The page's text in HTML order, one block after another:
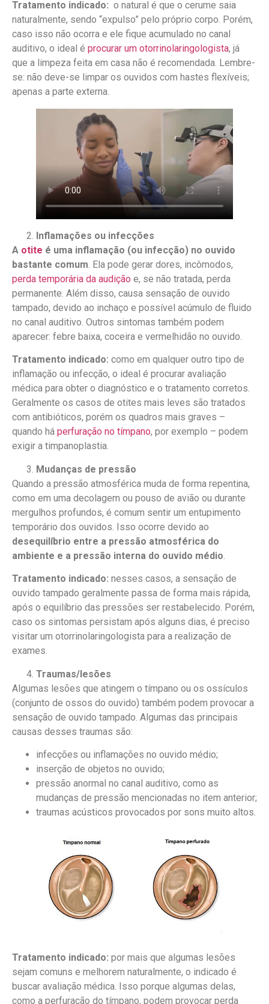
Tratamento indicado: o natural é que o cerume saia
naturalmente, sendo “expulso” pelo próprio corpo. Porém,
caso isso não ocorra e ele fique acumulado no canal
auditivo, o ideal é procurar um otorrinolaringologista, já
que a limpeza feita em casa não é recomendada. Lembre-
se: não deve-se limpar os ouvidos com hastes flexíveis;
apenas a parte externa.
Inflamações ou infecções
A otite é uma inflamação (ou infecção) no ouvido
bastante comum. Ela pode gerar dores, incômodos,
perda temporária da audição e, se não tratada, perda
permanente. Além disso, causa sensação de ouvido
tampado, devido ao inchaço e possível acúmulo de fluido
no canal auditivo. Outros sintomas também podem
aparecer: febre baixa, coceira e vermelhidão no ouvido.
Tratamento indicado: como em qualquer outro tipo de
inflamação ou infecção, o ideal é procurar avaliação
médica para obter o diagnóstico e o tratamento corretos.
Geralmente os casos de otites mais leves são tratados
com antibióticos, porém os quadros mais graves –
quando há perfuração no tímpano, por exemplo – podem
exigir a timpanoplastia.
Mudanças de pressão
Quando a pressão atmosférica muda de forma repentina,
como em uma decolagem ou pouso de avião ou durante
mergulhos profundos, é comum sentir um entupimento
temporário dos ouvidos. Isso ocorre devido ao
desequilíbrio entre a pressão atmosférica do
ambiente e a pressão interna do ouvido médio.
Tratamento indicado: nesses casos, a sensação de
ouvido tampado geralmente passa de forma mais rápida,
após o equilíbrio das pressões ser restabelecido. Porém,
caso os sintomas persistam após alguns dias, é preciso
visitar um otorrinolaringologista para a realização de
exames.
Traumas/lesões
Algumas lesões que atingem o tímpano ou os ossículos
(conjunto de ossos do ouvido) também podem provocar a
sensação de ouvido tampado. Algumas das principais
causas desses traumas são:
infecções ou inflamações no ouvido médio;
inserção de objetos no ouvido;
pressão anormal no canal auditivo, como as
mudanças de pressão mencionadas no item anterior;
traumas acústicos provocados por sons muito altos.
Tratamento indicado: por mais que algumas lesões
sejam comuns e melhorem naturalmente, o indicado é
buscar avaliação médica. Isso porque algumas delas,
como a perfuração do tímpano, podem provocar perda